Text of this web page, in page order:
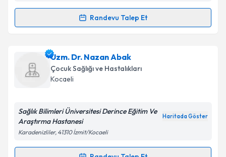
Kişisel verilerimin işlenmesine ilişkinAydınlatma
'ni okudum ve kişisel verilerimin belirtilen
kapsamda işlenmesini kabul ediyorum.
Takvim Talebini Gönder
Randevu Talep Et
Randevu Takvimi Talebi
Uzm. Dr. Kezban Öztürkiçin randevu takvimi talebi
oluşturun. Size bu uzmandan randevu almanız için bir
takvim hazırlandığında e-posta ile bilgilendireceğiz.
Kişisel verilerimin işlenmesine ilişkinAydınlatma
Uzm. Dr. Nazan Abak
Çocuk Sağlığı ve Hastalıkları
Kocaeli
Sağlık Bilimleri Üniversitesi Derince Eğitim Ve
Araştırma Hastanesi
Haritada Göster
Karadenizliler, 41310 İzmit/Kocaeli